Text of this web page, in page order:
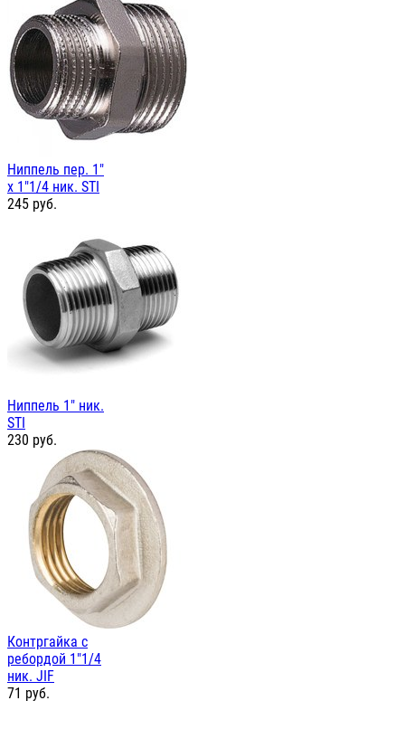
Ниппель пер. 1"
х 1"1/4 ник. STI
245 руб.
Ниппель 1" ник.
STI
230 руб.
Контргайка с
ребордой 1"1/4
ник. JIF
71 руб.